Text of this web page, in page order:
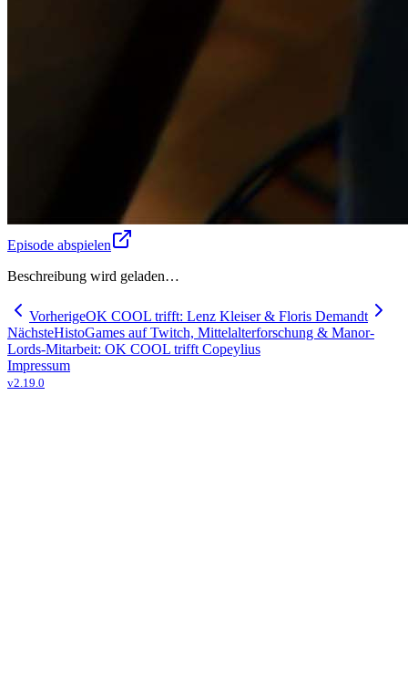
Episode abspielen
Beschreibung wird geladen…
VorherigeOK COOL trifft: Lenz Kleiser & Floris Demandt
NächsteHistoGames auf Twitch, Mittelalterforschung & Manor-
Lords-Mitarbeit: OK COOL trifft Copeylius
Impressum
v2.19.0